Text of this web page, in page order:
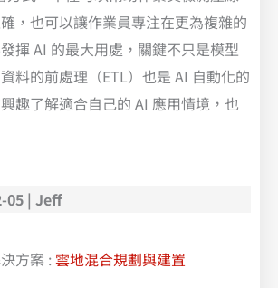
，也可以讓作業員專注在更為複雜的
揮 AI 的最大用處，關鍵不只是模型
料的前處理（ETL）也是 AI 自動化的
趣了解適合自己的 AI 應用情境，也
05 | Jeff
方案 :雲地混合規劃與建置